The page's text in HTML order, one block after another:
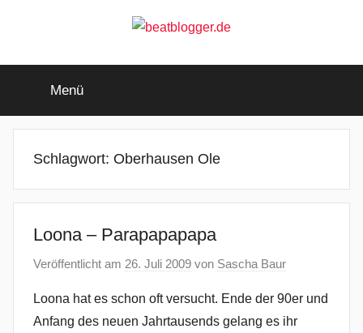
beatblogger.de
beat
goes
Menü
Schlagwort: Oberhausen Ole
Loona – Parapapapapa
Veröffentlicht am 26. Juli 2009 von Sascha Baur
Loona hat es schon oft versucht. Ende der 90er und
Anfang des neuen Jahrtausends gelang es ihr